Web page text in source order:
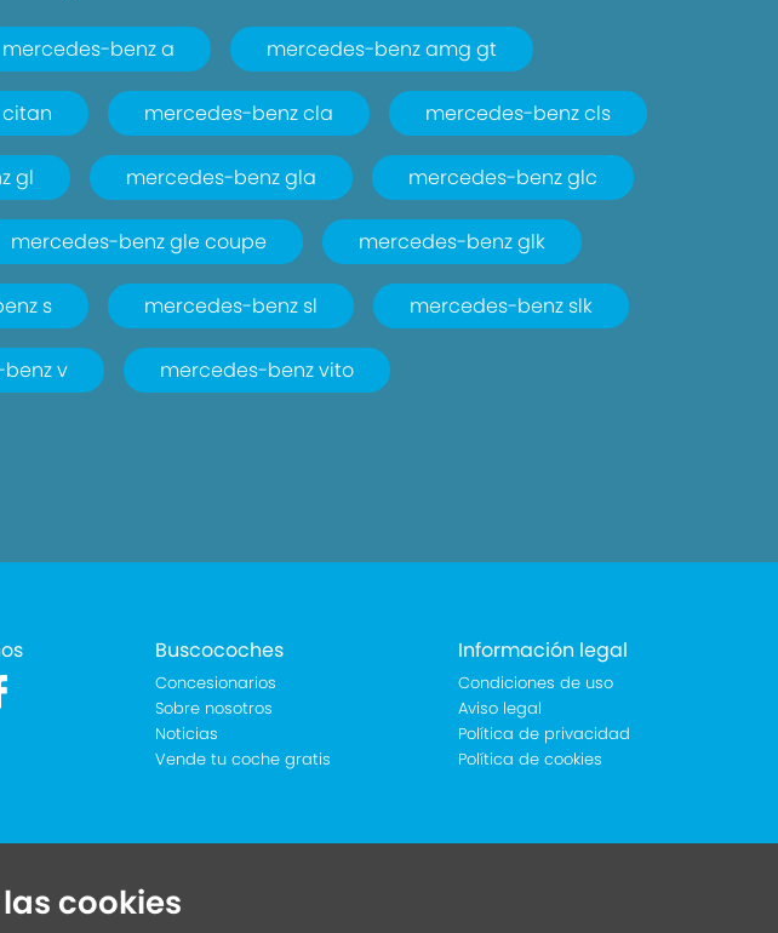
mercedes-benz a mercedes-benz amg gt
mercedes-benz cla mercedes-benz cls
gl mercedes-benz gla mercedes-benz glc
mercedes-benz gle coupe mercedes-benz glk
s mercedes-benz sl mercedes-benz slk
v mercedes-benz vito
Buscocoches
Concesionarios
Sobre nosotros
Noticias
Vende tu coche gratis
Información legal
Condiciones de uso
Aviso legal
Política de privacidad
Política de cookies
cookies